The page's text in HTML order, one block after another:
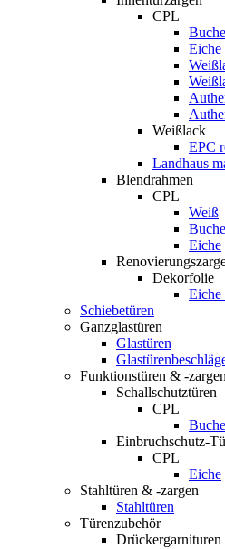
CPL
Buche
Eiche
Weißlack
EPC
Landhaus
Blendrahmen
CPL
Weiß
Buche
Eiche
Dekorfolie
Eiche
Schiebetüren
Ganzglastüren
Glastüren
Funktionstüren & -zargen
Schallschutztüren
CPL
Buche
Einbruchschutz-
CPL
Eiche
Stahltüren & -zargen
Stahltüren
Türenzubehör
Drückergarnituren